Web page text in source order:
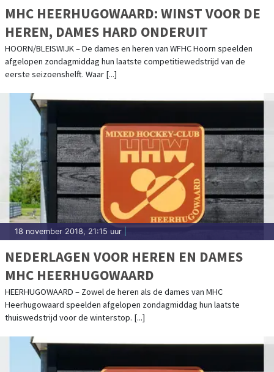
MHC HEERHUGOWAARD: WINST VOOR DE
HEREN, DAMES HARD ONDERUIT
HOORN/BLEISWIJK – De dames en heren van WFHC Hoorn speelden
afgelopen zondagmiddag hun laatste competitiewedstrijd van de
eerste seizoenshelft. Waar [...]
18 november 2018, 21:15 uur
NEDERLAGEN VOOR HEREN EN DAMES
MHC HEERHUGOWAARD
HEERHUGOWAARD – Zowel de heren als de dames van MHC
Heerhugowaard speelden afgelopen zondagmiddag hun laatste
thuiswedstrijd voor de winterstop. [...]